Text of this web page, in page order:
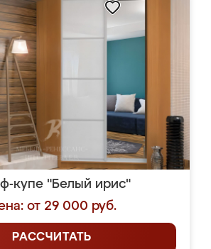
купе "Белый ирис"
от 29 000 руб.
РАССЧИТАТЬ